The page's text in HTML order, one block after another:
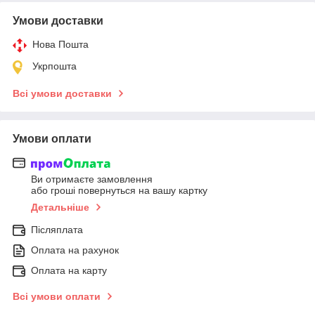
Умови доставки
Нова Пошта
Укрпошта
Всі умови доставки
Умови оплати
Ви отримаєте замовлення
або гроші повернуться на вашу картку
Детальніше
Післяплата
Оплата на рахунок
Оплата на карту
Всі умови оплати